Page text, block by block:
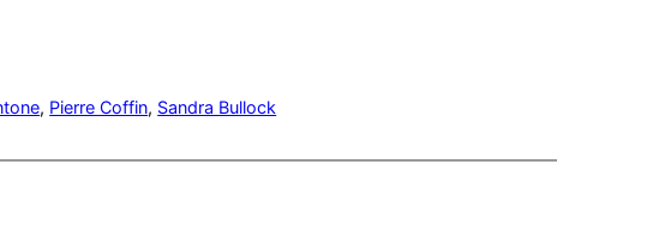
, Pierre Coffin, Sandra Bullock